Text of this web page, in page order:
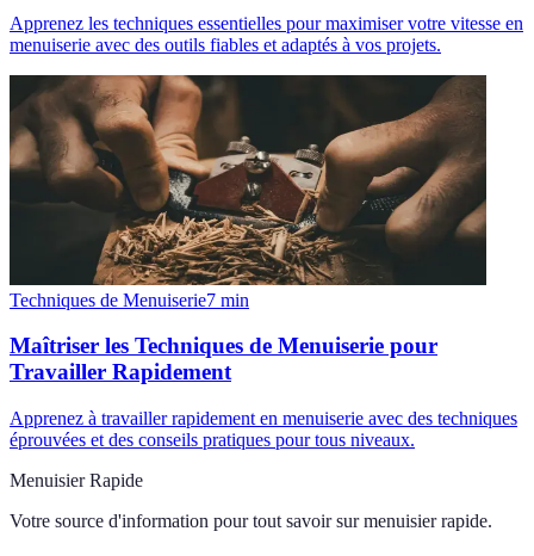
Apprenez les techniques essentielles pour maximiser votre vitesse en
menuiserie avec des outils fiables et adaptés à vos projets.
Techniques de Menuiserie7 min
Maîtriser les Techniques de Menuiserie pour
Travailler Rapidement
Apprenez à travailler rapidement en menuiserie avec des techniques
éprouvées et des conseils pratiques pour tous niveaux.
Menuisier Rapide
Votre source d'information pour tout savoir sur menuisier rapide.